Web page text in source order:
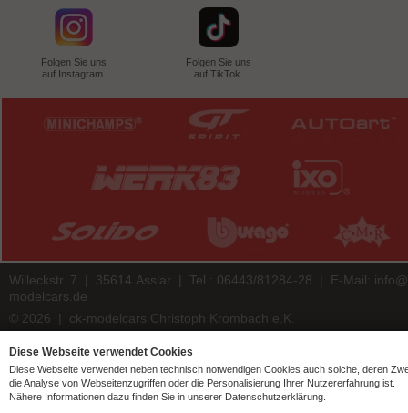
Folgen Sie uns
auf Instagram.
Folgen Sie uns
auf TikTok.
Willeckstr. 7 | 35614 Asslar | Tel.: 06443/81284-28 | E-Mail:
modelcars.de
© 2026 | ck-modelcars Christoph Krombach e.K.
Diese Webseite verwendet Cookies
Diese Webseite verwendet neben technisch notwendigen Cookies auch solche, deren
die Analyse von Webseitenzugriffen oder die Personalisierung Ihrer Nutzererfahrung ist.
Nähere Informationen dazu finden Sie in unserer Datenschutzerklärung.